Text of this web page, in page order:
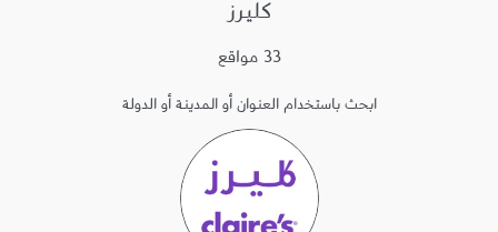
كليرز
33 مواقع
ابحث باستخدام العنوان أو المدينة أو الدولة